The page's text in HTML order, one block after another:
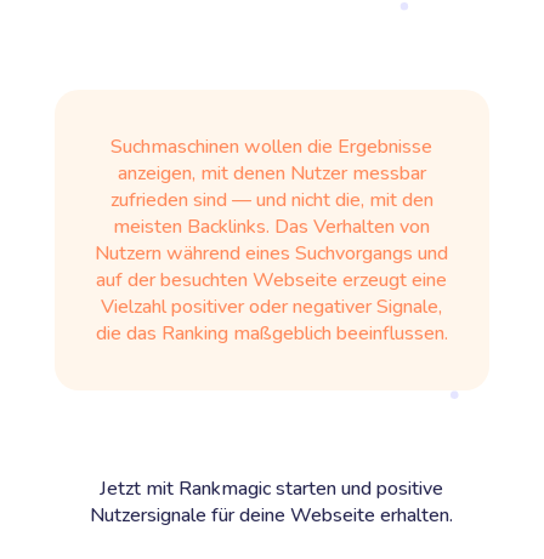
Suchmaschinen wollen die Ergebnisse
anzeigen, mit denen Nutzer messbar
zufrieden sind — und nicht die, mit den
meisten Backlinks. Das Verhalten von
Nutzern während eines Suchvorgangs und
auf der besuchten Webseite erzeugt eine
Vielzahl positiver oder negativer Signale,
die das Ranking maßgeblich beeinflussen.
Jetzt mit Rankmagic starten und positive
Nutzersignale für deine Webseite erhalten.